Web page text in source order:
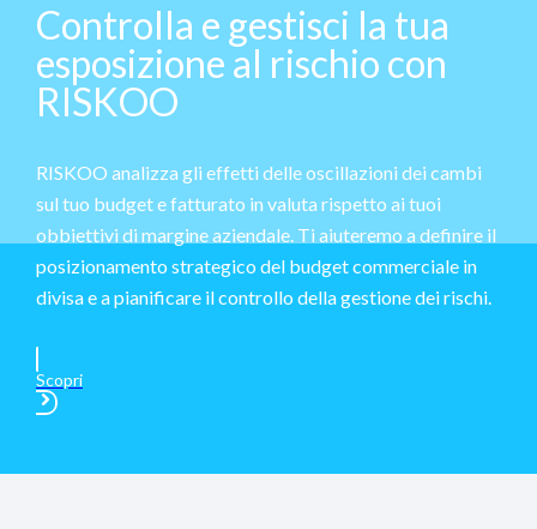
Controlla e gestisci la tua
esposizione al rischio con
RISKOO
RISKOO analizza gli effetti delle oscillazioni dei cambi
sul tuo budget e fatturato in valuta rispetto ai tuoi
obbiettivi di margine aziendale. Ti aiuteremo a definire il
posizionamento strategico del budget commerciale in
divisa e a pianificare il controllo della gestione dei rischi.
Scopri